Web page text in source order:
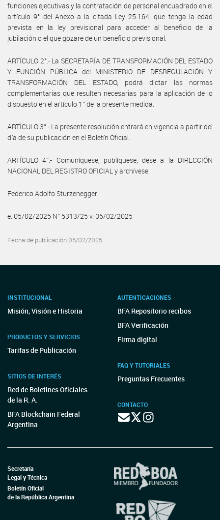
funciones ejecutivas y la contratación de personal encuadrado en el
artículo 9° del Anexo a la citada Ley 25.164, que tenga la edad
prevista en la ley previsional para acceder al beneficio de la
jubilación o el que gozare de un beneficio previsional.
ARTÍCULO 2°.- La SECRETARÍA DE TRANSFORMACIÓN DEL ESTADO
Y FUNCIÓN PÚBLICA del MINISTERIO DE DESREGULACIÓN Y
TRANSFORMACIÓN DEL ESTADO, podrá dictar las normas
complementarias que resulten necesarias para la aplicación de lo
dispuesto en el artículo 1° de la presente medida.
ARTÍCULO 3°.- La presente resolución entrará en vigencia a partir del
día de su publicación en el Boletín Oficial.
ARTÍCULO 4°.- Comuníquese, publíquese, dese a la DIRECCIÓN
NACIONAL DEL REGISTRO OFICIAL y archívese.
Federico Adolfo Sturzenegger
e. 05/02/2025 N° 5313/25 v. 05/02/2025
Fecha de publicación 05/02/2025
INSTITUCIONAL
Misión, Visión e Historia
PRODUCTOS Y SERVICIOS
Tarifas de Publicación
SITIOS DE INTERÉS
Red de Boletines Oficiales
de la R. A.
BFA Blockchain Federal
Argentina
AUTENTICACIONES
BFA Repositorio recibos
BFA Verificación
Firma digital
FAQ Y TUTORIALES
Preguntas Frecuentes
CONTACTO
Secretaría
Legal y Técnica
Boletín Oficial
de la República Argentina